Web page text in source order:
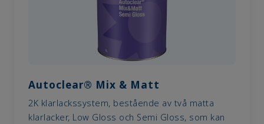
Autoclear® Mix & Matt
2K klarlacks­system, bestående av två matta
klarlacker, Low Gloss och Semi Gloss, som kan